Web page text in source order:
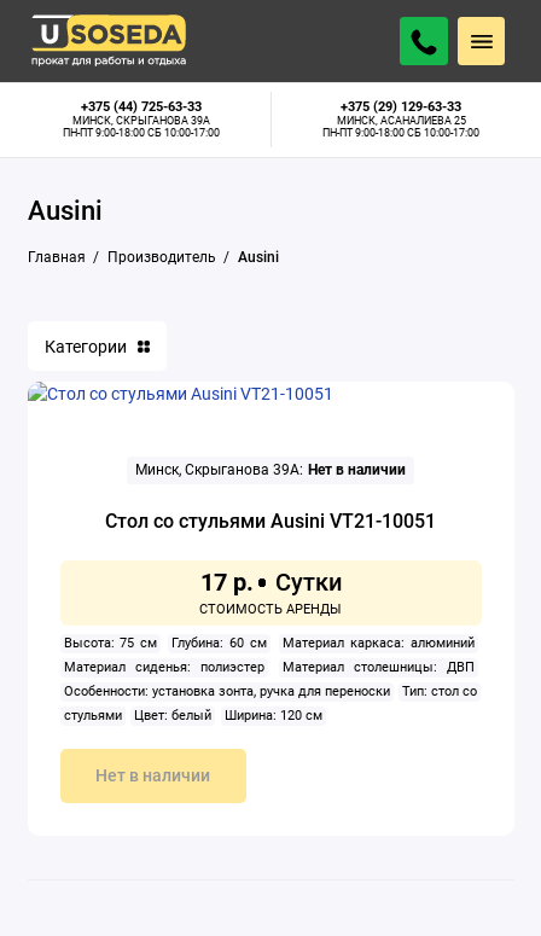
+375 (44) 725-63-33
МИНСК, СКРЫГАНОВА 39А
ПН-ПТ 9:00-18:00 СБ 10:00-17:00
+375 (29) 129-63-33
МИНСК, АСАНАЛИЕВА 25
ПН-ПТ 9:00-18:00 СБ 10:00-17:00
Ausini
Главная Производитель Ausini
Категории
Минск, Скрыганова 39А: Нет в наличии
Стол со стульями Ausini VT21-10051
17 р.
Высота: 75 см Глубина: 60 см
Материал каркаса: алюминий
Материал сиденья: полиэстер
Материал столешницы: ДВП
Особенности: установка зонта, ручка для переноски
Тип: стол со
стульями
Цвет: белый Ширина: 120 см
Нет в наличии